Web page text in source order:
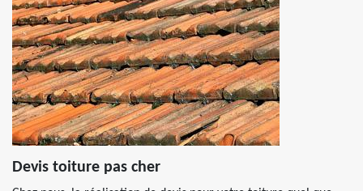
Devis toiture pas cher